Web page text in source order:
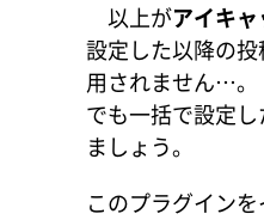
以上がアイキ
設定した以降の
用されません…。
でも一括で設定
ましょう。
このプラグイン